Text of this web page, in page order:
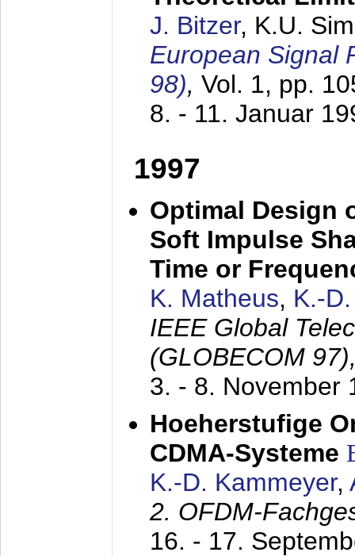
J. Bitzer, K.U.
European Signal
98), Vol. 1, pp.
8. - 11. Januar
1997
Optimal Design
Soft Impulse
Time or
K. Matheus, K.-
IEEE Global
(GLOBECOM
3. - 8. November
Hoeherstufige
CDMA-Systeme
K.-D. Kammeyer,
2. OFDM-
16. - 17.